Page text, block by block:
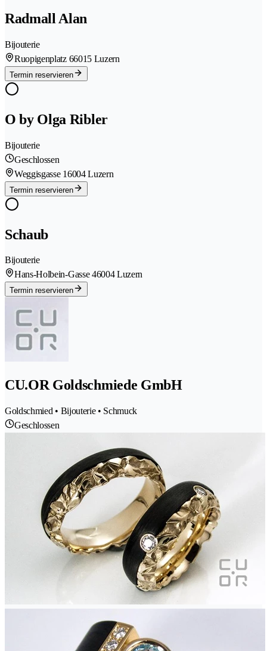
Radmall Alan
Bijouterie
Ruopigenplatz 66015 Luzern
Termin reservieren
O by Olga Ribler
Bijouterie
Geschlossen
Weggisgasse 16004 Luzern
Termin reservieren
Schaub
Bijouterie
Hans-Holbein-Gasse 46004 Luzern
Termin reservieren
CU.OR Goldschmiede GmbH
Goldschmied • Bijouterie • Schmuck
Geschlossen